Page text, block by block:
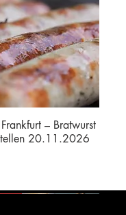
– Bratwurst
20.11.2026